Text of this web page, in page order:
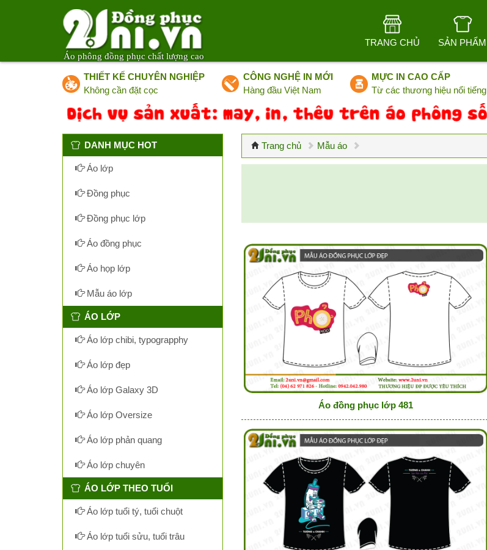
Áo phông đồng phục chất lượng cao
TRANG CHỦ SẢN PHẨM
THIẾT KẾ CHUYÊN NGHIỆP
Không cần đặt cọc
CÔNG NGHỆ IN MỚI
Hàng đầu Việt Nam
MỰC IN CAO CẤP
Từ các thương hiệu nổi tiếng
Trang chủ Mẫu áo
Áo đồng phục lớp 481
DANH MỤC HOT
Áo lớp
Đồng phục
Đồng phục lớp
Áo đồng phục
Áo họp lớp
Mẫu áo lớp
ÁO LỚP
Áo lớp chibi, typograpphy
Áo lớp đẹp
Áo lớp Galaxy 3D
Áo lớp Oversize
Áo lớp phản quang
Áo lớp chuyên
ÁO LỚP THEO TUỔI
Áo lớp tuổi tý, tuổi chuột
Áo lớp tuổi sửu, tuổi trâu